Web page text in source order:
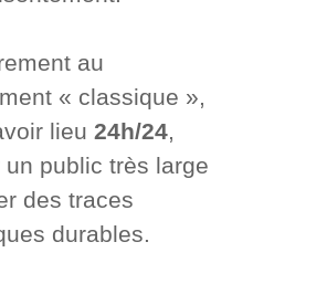
au
« classique »,
lieu 24h/24,
un public très large
des traces
durables.